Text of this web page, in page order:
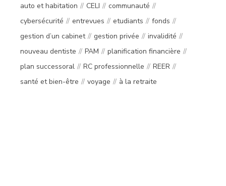
auto et habitation
CELI
communauté
cybersécurité
entrevues etudiants
fonds
gestion d’un cabinet
gestion privée
invalidité
nouveau dentiste
PAM
planification financière
plan successoral
RC professionnelle
REER
santé et bien-être
voyage à la retraite